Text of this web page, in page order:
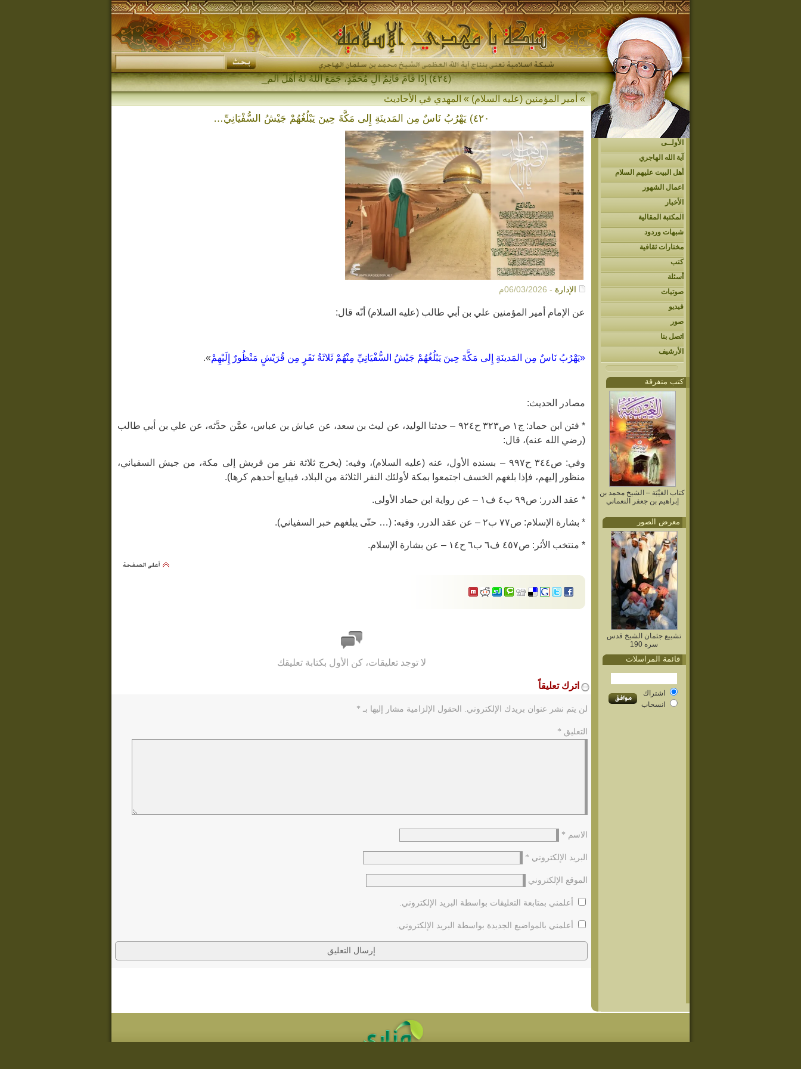
(٤٢٤) إِذَا قَامَ قَائِمُ آلِ مُحَمَّدٍ، جَمَعَ اللهُ لَهُ أَهْلَ المَشْرِقِ و-
الأولــى
آية الله الهاجري
أهل البيت عليهم السلام
اعمال الشهور
الأخبار
المكتبة المقالية
شبهات وردود
مختارات ثقافية
كتب
أسئلة
صوتيات
فيديو
صور
اتصل بنا
الأرشيف
كتب متفرقة
كتاب الغيْبَة – الشيخ محمد بن
إبراهيم بن جعفر النعماني
معرض الصور
تشييع جثمان الشيخ قدس
سره 190
قائمة المراسلات
اشتراك
انسحاب
» أمير المؤمنين (عليه السلام) » المهدي في الأحاديث
٤٢٠) يَهْرُبُ نَاسٌ مِن المَدينَةِ إِلى مَكَّةَ حِينَ يَبْلُغُهُمْ جَيْشُ السُّفْيَانِيِّ…
الإدارة - 06/03/2026م
عن الإمام أمير المؤمنين علي بن أبي طالب (عليه السلام) أنّه قال:
«يَهْرُبُ نَاسٌ مِن المَدينَةِ إِلى مَكَّةَ حِينَ يَبْلُغُهُمْ جَيْشُ السُّفْيَانِيِّ مِنْهُمْ ثَلاثَةُ نَفَرٍ مِن قُرَيْشٍ مَنْظُورٌ إِلَيْهِمْ».
مصادر الحديث:
* فتن ابن حماد: ج١ ص٣٢٣ ح٩٢٤ – حدثنا الوليد، عن ليث بن سعد، عن عياش بن عباس، عمَّن حدَّثه، عن علي بن أبي طالب
(رضي الله عنه)، قال:
وفي: ص٣٤٤ ح٩٩٧ – بسنده الأول، عنه (عليه السلام)، وفيه: (يخرج ثلاثة نفر من قريش إلى مكة، من جيش السفياني،
منظور إليهم، فإذا بلغهم الخسف اجتمعوا بمكة لأولئك النفر الثلاثة من البلاد، فيبايع أحدهم كرها).
* عقد الدرر: ص٩٩ ب٤ ف١ – عن رواية ابن حماد الأولى.
* بشارة الإسلام: ص٧٧ ب٢ – عن عقد الدرر، وفيه: (… حتّى يبلغهم خبر السفياني).
* منتخب الأثر: ص٤٥٧ ف٦ ب٦ ح١٤ – عن بشارة الإسلام.
لا توجد تعليقات، كن الأول بكتابة تعليقك
اترك تعليقاً
لن يتم نشر عنوان بريدك الإلكتروني. الحقول الإلزامية مشار إليها بـ *
التعليق *
الاسم *
البريد الإلكتروني *
الموقع الإلكتروني
أعلمني بمتابعة التعليقات بواسطة البريد الإلكتروني.
أعلمني بالمواضيع الجديدة بواسطة البريد الإلكتروني.